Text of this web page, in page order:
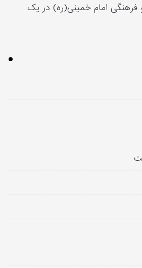
فرهنگی امام خمینی(ره) در یک